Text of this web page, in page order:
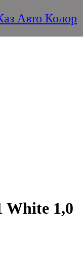
White 1,0